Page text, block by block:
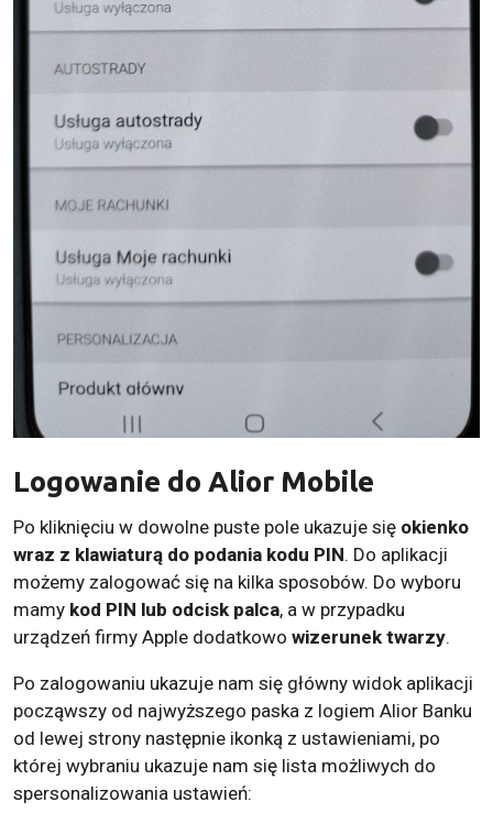
Logowanie do Alior Mobile
Po kliknięciu w dowolne puste pole ukazuje się okienko
wraz z klawiaturą do podania kodu PIN. Do aplikacji
możemy zalogować się na kilka sposobów. Do wyboru
mamy kod PIN lub odcisk palca, a w przypadku
urządzeń firmy Apple dodatkowo wizerunek twarzy.
Po zalogowaniu ukazuje nam się główny widok aplikacji
począwszy od najwyższego paska z logiem Alior Banku
od lewej strony następnie ikonką z ustawieniami, po
której wybraniu ukazuje nam się lista możliwych do
spersonalizowania ustawień: